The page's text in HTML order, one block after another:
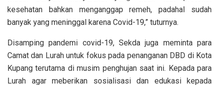
kesehatan bahkan menganggap remeh, padahal sudah
banyak yang meninggal karena Covid-19,” tuturnya.
Disamping pandemi covid-19, Sekda juga meminta para
Camat dan Lurah untuk fokus pada penanganan DBD di Kota
Kupang terutama di musim penghujan saat ini. Kepada para
Lurah agar meberikan sosialisasi dan edukasi kepada